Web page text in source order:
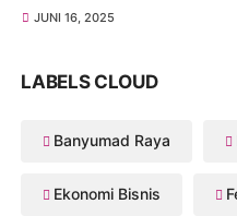
JUNI 16, 2025
LABELS CLOUD
Banyumad Raya
Ekonomi Bisnis